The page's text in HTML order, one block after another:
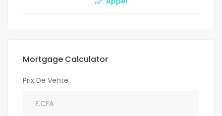
Mortgage Calculator
Prix De Vente